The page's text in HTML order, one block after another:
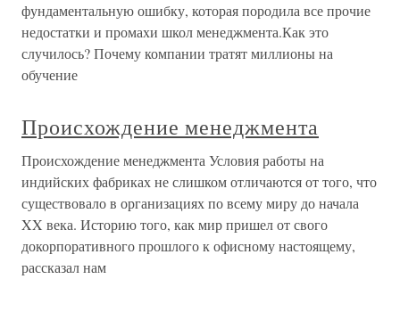
фундаментальную ошибку, которая породила все прочие
недостатки и промахи школ менеджмента.Как это
случилось? Почему компании тратят миллионы на
обучение
Происхождение менеджмента
Происхождение менеджмента Условия работы на
индийских фабриках не слишком отличаются от того, что
существовало в организациях по всему миру до начала
XX века. Историю того, как мир пришел от свого
докорпоративного прошлого к офисному настоящему,
рассказал нам